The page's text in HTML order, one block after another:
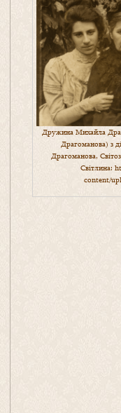
Дружина Михайла
Драгоманова) з
Драгоманова,
Світлина:
content/